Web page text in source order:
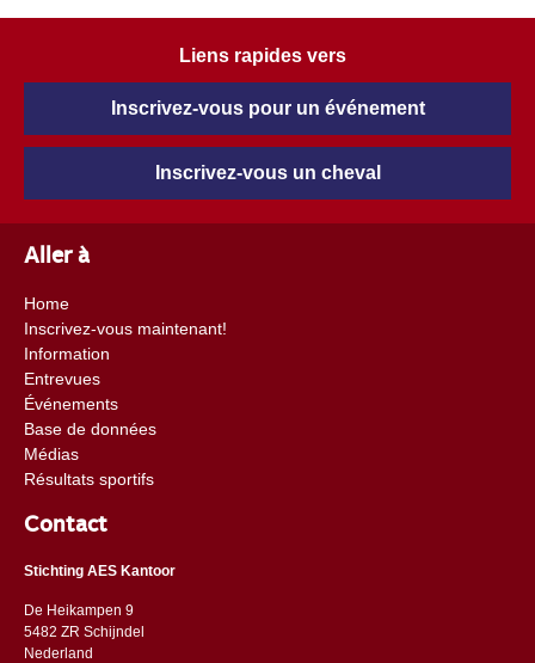
Liens rapides vers
Inscrivez-vous pour un événement
Inscrivez-vous un cheval
Aller à
Home
Inscrivez-vous maintenant!
Information
Entrevues
Événements
Base de données
Médias
Résultats sportifs
Contact
Stichting AES Kantoor
De Heikampen 9
5482 ZR Schijndel
​​Nederland